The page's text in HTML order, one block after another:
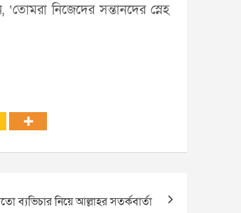
নিজেদের সন্তানদের স্নেহ
ব্যভিচার নিয়ে আল্লাহর সতর্কবার্তা